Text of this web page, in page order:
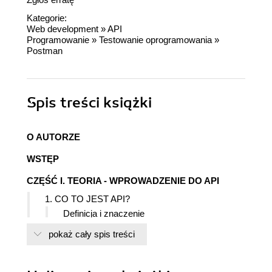
Kategorie:
Web development »API
Programowanie » Testowanie oprogramowania»
Postman
Spis treści książki
O AUTORZE
WSTĘP
CZĘŚĆ I. TEORIA - WPROWADZENIE DO API
1. CO TO JEST API?
Definicja i znaczenie
Typy API
pokaż cały spis treści